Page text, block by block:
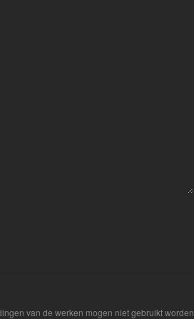
van de werken mogen niet gebruikt worden